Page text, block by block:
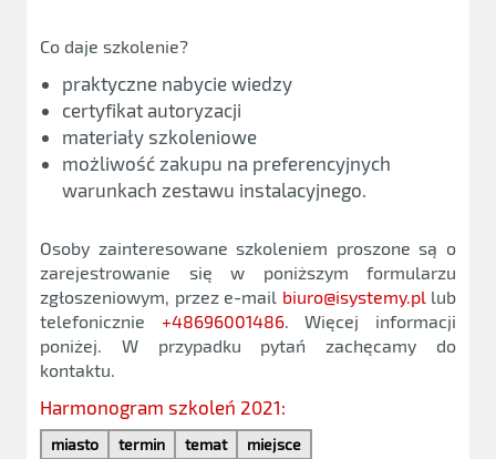
Co daje szkolenie?
praktyczne nabycie wiedzy
certyfikat autoryzacji
materiały szkoleniowe
możliwość zakupu na preferencyjnych
warunkach zestawu instalacyjnego.
Osoby zainteresowane szkoleniem proszone są o
zarejestrowanie się w poniższym formularzu
zgłoszeniowym, przez e-mail biuro@isystemy.pllub
telefonicznie +48696001486. Więcej informacji
poniżej. W przypadku pytań zachęcamy do
kontaktu.
Harmonogram szkoleń 2021:
miasto termin temat miejsce